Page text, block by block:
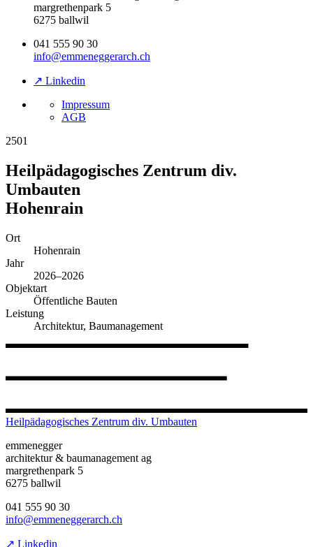
margrethenpark 5
6275 ballwil
041 555 90 30
info@emmeneggerarch.ch
↗ Linkedin
Impressum
AGB
2501
Heilpädagogisches Zentrum div.
Umbauten
Hohenrain
Ort
Hohenrain
Jahr
2026–2026
Objektart
Öffentliche Bauten
Leistung
Architektur, Baumanagement
Heilpädagogisches Zentrum div. Umbauten
emmenegger
architektur & baumanagement ag
margrethenpark 5
6275 ballwil
041 555 90 30
info@emmeneggerarch.ch
↗ Linkedin